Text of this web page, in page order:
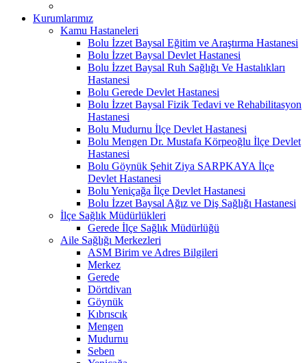
Kurumlarımız
Kamu Hastaneleri
Bolu İzzet Baysal Eğitim ve Araştırma Hastanesi
Bolu İzzet Baysal Devlet Hastanesi
Bolu İzzet Baysal Ruh Sağlığı Ve Hastalıkları
Hastanesi
Bolu Gerede Devlet Hastanesi
Bolu İzzet Baysal Fizik Tedavi ve Rehabilitasyon
Hastanesi
Bolu Mudurnu İlçe Devlet Hastanesi
Bolu Mengen Dr. Mustafa Körpeoğlu İlçe Devlet
Hastanesi
Bolu Göynük Şehit Ziya SARPKAYA İlçe
Devlet Hastanesi
Bolu Yeniçağa İlçe Devlet Hastanesi
Bolu İzzet Baysal Ağız ve Diş Sağlığı Hastanesi
İlçe Sağlık Müdürlükleri
Gerede İlçe Sağlık Müdürlüğü
Aile Sağlığı Merkezleri
ASM Birim ve Adres Bilgileri
Merkez
Gerede
Dörtdivan
Göynük
Kıbrıscık
Mengen
Mudurnu
Seben